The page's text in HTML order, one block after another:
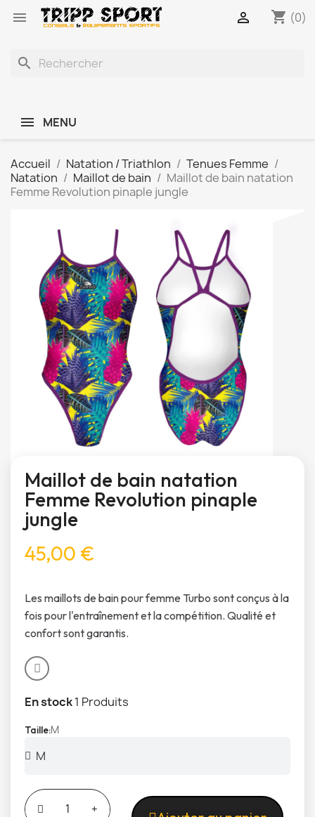
 shopping_cart (0)

search
MENU
Accueil Natation / Triathlon
Tenues Femme
Natation
Maillot de bain
Maillot de bain natation
Femme Revolution pinaple jungle
Maillot de bain natation
Femme Revolution pinaple
jungle
45,00 €
Les maillots de bain pour femme Turbo sont conçus à la
fois pour l'entraînement et la compétition. Qualité et
confort sont garantis.
En stock1 Produits
Taille M